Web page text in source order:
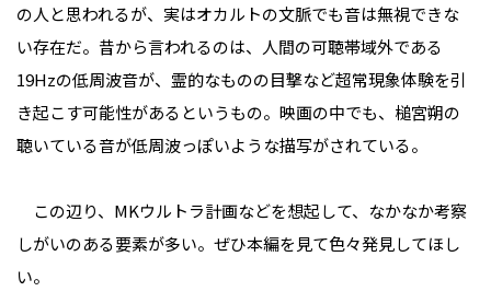
の人と思われるが、実はオカルトの文脈でも音は無視できな
い存在だ。昔から言われるのは、人間の可聴帯域外である
19Hzの低周波音が、霊的なものの目撃など超常現象体験を引
き起こす可能性があるというもの。映画の中でも、槌宮朔の
聴いている音が低周波っぽいような描写がされている。
この辺り、MKウルトラ計画などを想起して、なかなか考察
しがいのある要素が多い。ぜひ本編を見て色々発見してほし
い。